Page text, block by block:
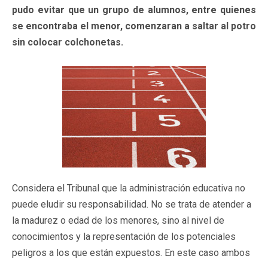
pudo evitar que un grupo de alumnos, entre quienes
se encontraba el menor, comenzaran a saltar al potro
sin colocar colchonetas.
Considera el Tribunal que la administración educativa no
puede eludir su responsabilidad. No se trata de atender a
la madurez o edad de los menores, sino al nivel de
conocimientos y la representación de los potenciales
peligros a los que están expuestos. En este caso ambos